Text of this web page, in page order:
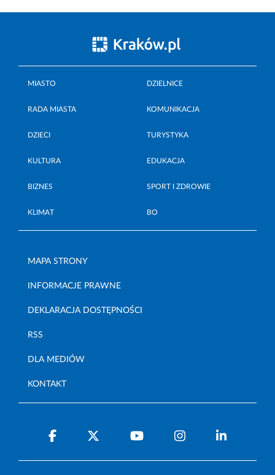
MIASTO DZIELNICE
RADA MIASTA KOMUNIKACJA
DZIECI TURYSTYKA
KULTURA EDUKACJA
BIZNES SPORT I ZDROWIE
KLIMAT BO
MAPA STRONY
INFORMACJE PRAWNE
DEKLARACJA DOSTĘPNOŚCI
RSS
DLA MEDIÓW
KONTAKT